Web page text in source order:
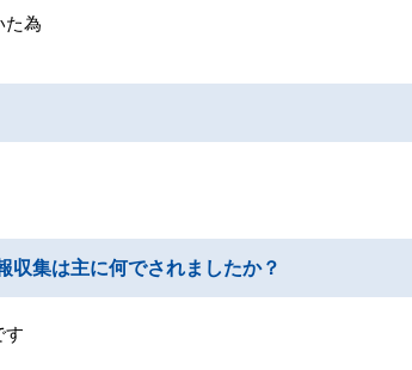
た為
収集は主に何でされましたか？
す